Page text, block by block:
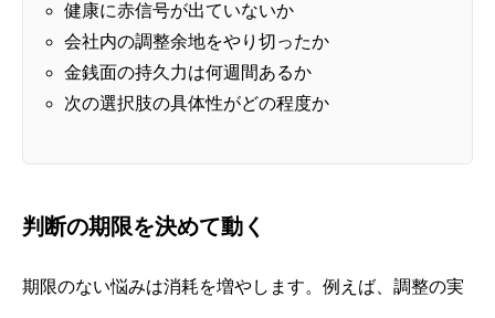
健康に赤信号が出ていないか
会社内の調整余地をやり切ったか
金銭面の持久力は何週間あるか
次の選択肢の具体性がどの程度か
判断の期限を決めて動く
期限のない悩みは消耗を増やします。例えば、調整の実